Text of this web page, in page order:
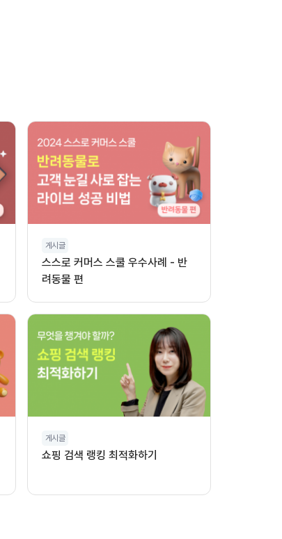
게시글
스스로 커머스 스쿨 우수사례 - 반
려동물 편
게시글
쇼핑 검색 랭킹 최적화하기